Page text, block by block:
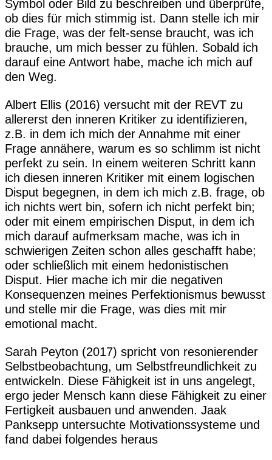
Symbol oder Bild zu beschreiben und überprüfe,
ob dies für mich stimmig ist. Dann stelle ich mir
die Frage, was der felt-sense braucht, was ich
brauche, um mich besser zu fühlen. Sobald ich
darauf eine Antwort habe, mache ich mich auf
den Weg.
Albert Ellis (2016) versucht mit der REVT zu
allererst den inneren Kritiker zu identifizieren,
z.B. in dem ich mich der Annahme mit einer
Frage annähere, warum es so schlimm ist nicht
perfekt zu sein. In einem weiteren Schritt kann
ich diesen inneren Kritiker mit einem logischen
Disput begegnen, in dem ich mich z.B. frage, ob
ich nichts wert bin, sofern ich nicht perfekt bin;
oder mit einem empirischen Disput, in dem ich
mich darauf aufmerksam mache, was ich in
schwierigen Zeiten schon alles geschafft habe;
oder schließlich mit einem hedonistischen
Disput. Hier mache ich mir die negativen
Konsequenzen meines Perfektionismus bewusst
und stelle mir die Frage, was dies mit mir
emotional macht.
Sarah Peyton (2017) spricht von resonierender
Selbstbeobachtung, um Selbstfreundlichkeit zu
entwickeln. Diese Fähigkeit ist in uns angelegt,
ergo jeder Mensch kann diese Fähigkeit zu einer
Fertigkeit ausbauen und anwenden. Jaak
Panksepp untersuchte Motivationssysteme und
fand dabei folgendes heraus